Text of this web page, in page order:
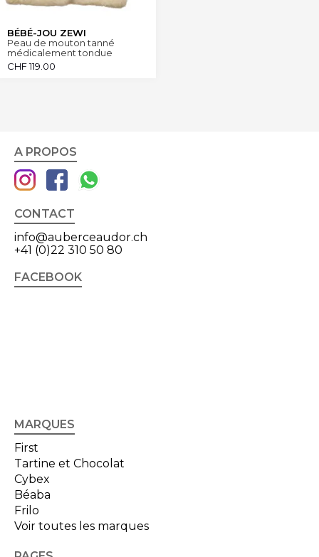
BÉBÉ-JOU ZEWI
Peau de mouton tanné
médicalement tondue
CHF119.00
A PROPOS
CONTACT
info@auberceaudor.ch
+41 (0)22 310 50 80
FACEBOOK
MARQUES
First
Tartine et Chocolat
Cybex
Béaba
Frilo
Voir toutes les marques